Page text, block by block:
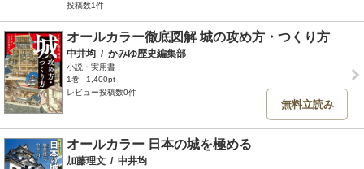
投稿数1件
オールカラー徹底図解 城の攻め方・つくり方
中井均 / かみゆ歴史編集部
小説・実用書
1巻
1,400pt
レビュー投稿数0件
無料立読み
オールカラー 日本の城を極める
加藤理文 / 中井均